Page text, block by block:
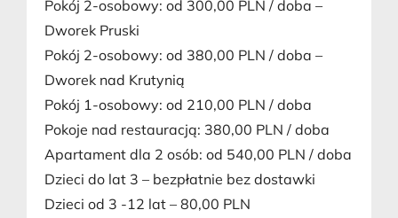
Pokój 2-osobowy: od 300,00 PLN / doba –
Dworek Pruski
Pokój 2-osobowy: od 380,00 PLN / doba –
Dworek nad Krutynią
Pokój 1-osobowy: od 210,00 PLN / doba
Pokoje nad restauracją: 380,00 PLN / doba
Apartament dla 2 osób: od 540,00 PLN / doba
Dzieci do lat 3 – bezpłatnie bez dostawki
Dzieci od 3 -12 lat – 80,00 PLN